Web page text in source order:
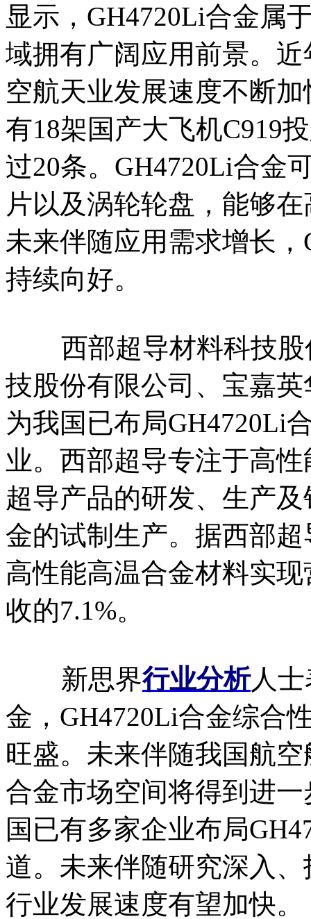
显示，GH4720Li合金属
域拥有广阔应用前景。
空航天业发展速度不断
有18架国产大飞机C919
过20条。GH4720Li合金
片以及涡轮轮盘，能够
未来伴随应用需求增长
持续向好。
西部超导材料科技股
技股份有限公司、宝嘉
为我国已布局GH4720Li
业。西部超导专注于高
超导产品的研发、生产
金的试制生产。据西部
高性能高温合金材料实
收的7.1%。
新思界行业分析人
金，GH4720Li合金综合
旺盛。未来伴随我国航
合金市场空间将得到进
国已有多家企业布局
道。未来伴随研究深入
行业发展速度有望加快。